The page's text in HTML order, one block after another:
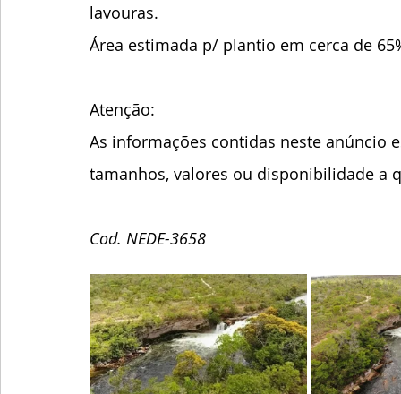
lavouras.
Área estimada p/ plantio em cerca de
Atenção:
As informações contidas neste anúncio
tamanhos, valores ou disponibilidade a
Cod. NEDE-3658